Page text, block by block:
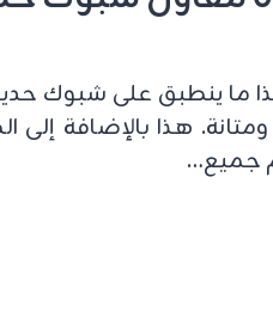
ما ينطبق على شبوك
هذا بالإضافة إلى
جميع…